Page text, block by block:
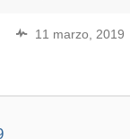
11 marzo, 2019